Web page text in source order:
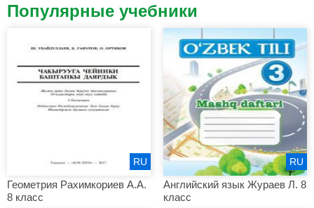
Популярные учебники
Геометрия Рахимкориев А.А.
8 класс
RU
Английский язык Жураев Л. 8
класс
RU